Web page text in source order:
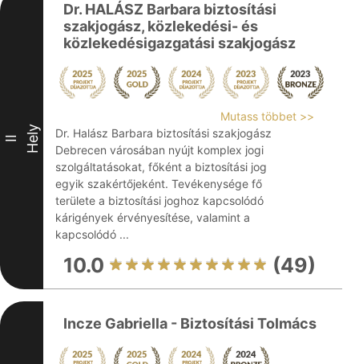
II Hely
Dr. HALÁSZ Barbara biztosítási
szakjogász, közlekedési- és
közlekedésigazgatási szakjogász
Mutass többet >>
Dr. Halász Barbara biztosítási szakjogász
Debrecen városában nyújt komplex jogi
szolgáltatásokat, főként a biztosítási jog
egyik szakértőjeként. Tevékenysége fő
területe a biztosítási joghoz kapcsolódó
kárigények érvényesítése, valamint a
kapcsolódó ...
10.0 (49)
Incze Gabriella - Biztosítási Tolmács